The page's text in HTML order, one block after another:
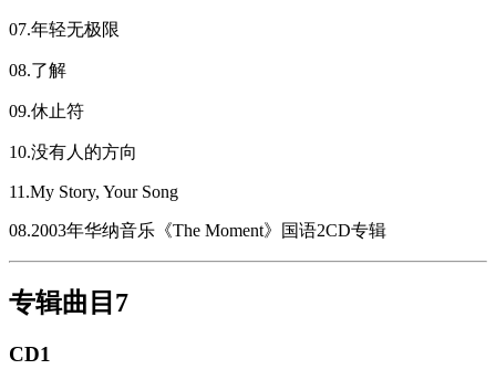
07.年轻无极限
08.了解
09.休止符
10.没有人的方向
11.My Story, Your Song
08.2003年华纳音乐《The Moment》国语2CD专辑
专辑曲目7
CD1